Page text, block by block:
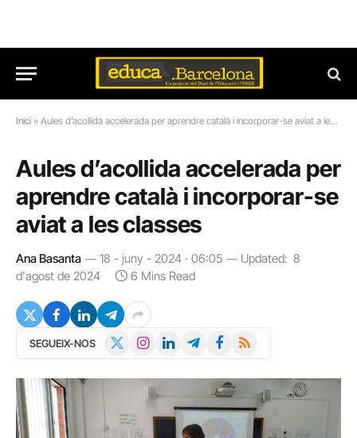
Inici » Aules d’acollida accelerada per aprendre català i incorporar-se aviat a les classes
Aules d’acollida accelerada per
aprendre català i incorporar-se
aviat a les classes
Ana Basanta 18 - juny - 2024 · 06:05 Updated: 8
d'agost de 2024
6 Mins Read
SEGUEIX-NOS InstagramLinkedInTelegramFacebook
RSS